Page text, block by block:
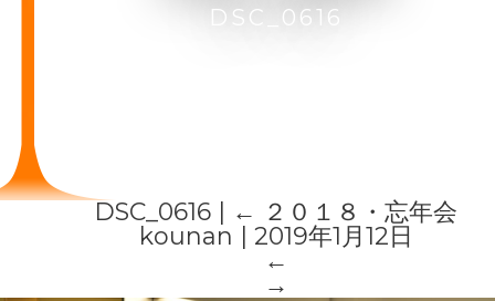
DSC_0616 ← ２０１８・忘年会
kounan
2019年1月12日
←
→